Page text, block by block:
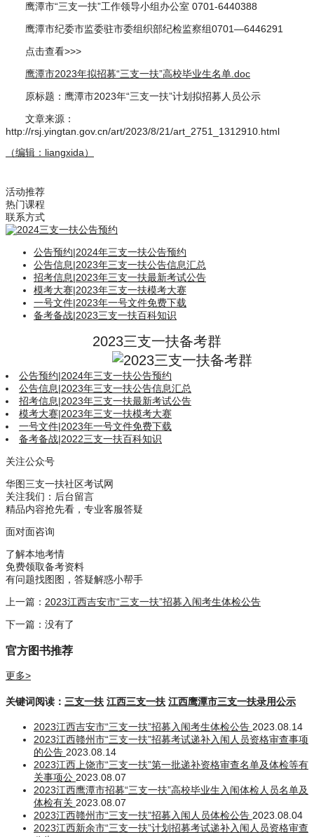
鹰潭市“三支一扶”工作领导小组办公室 0701-6440388
鹰潭市纪委市监委驻市委组织部纪检监察组0701—6446291
点击查看>>>
鹰潭市2023年拟招募“三支一扶”高校毕业生名单.doc
原标题：鹰潭市2023年“三支一扶”计划拟招募人员公示
文章来源：
http://rsj.yingtan.gov.cn/art/2023/8/21/art_2751_1312910.html
（编辑：liangxida）
活动推荐
热门课程
联系方式
公告预约|2024年三支一扶公告预约
公告信息|2023年三支一扶公告信息汇总
招考信息|2023年三支一扶最新考试公告
模考大赛|2023年三支一扶模考大赛
一号文件|2023年一号文件免费下载
备考备战|2023三支一扶百科知识
2023三支一扶备考群
公告预约|2024年三支一扶公告预约
公告信息|2023年三支一扶公告信息汇总
招考信息|2023年三支一扶最新考试公告
模考大赛|2023年三支一扶模考大赛
一号文件|2023年一号文件免费下载
备考备战|2022三支一扶百科知识
关注公众号
华图三支一扶社区考试网
关注我们：后台留言
精品内容抢先看，专业客服答疑
面对面咨询
了解本地考情
免费领取备考资料
有问题找图图，答疑解惑小帮手
上一篇： 2023江西吉安市“三支一扶”招募入闱考生体检公告
下一篇：没有了
官方图书推荐
更多>
关键词阅读： 三支一扶 江西三支一扶 江西鹰潭市三支一扶录用公示
2023江西吉安市“三支一扶”招募入闱考生体检公告 2023.08.14
2023江西赣州市“三支一扶”招募考试递补入闱人员资格审查事项
的公告 2023.08.14
2023江西上饶市“三支一扶”第一批递补资格审查名单及体检等有
关事项公 2023.08.07
2023江西鹰潭市招募“三支一扶”高校毕业生入闱体检人员名单及
体检有关 2023.08.07
2023江西赣州市“三支一扶”招募入闱人员体检公告 2023.08.04
2023江西新余市“三支一扶”计划招募考试递补入闱人员资格审查